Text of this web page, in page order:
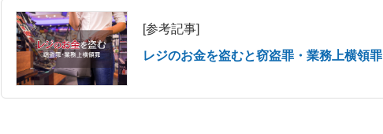
[参考記事]
レジのお金を盗むと窃盗罪・業務上横領